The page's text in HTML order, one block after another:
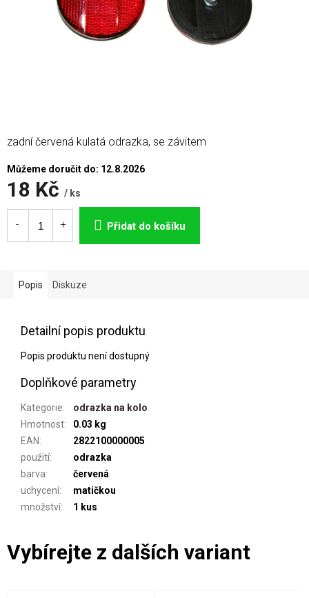
18 Kč / ks
Měrná
cena:
Můžeme doručit do: 12.8.2026
Přidat do košíku
zadní červená kulatá odrazka, se závitem
Popis Diskuze
Detailní popis produktu
Popis produktu není dostupný
Doplňkové parametry
Kategorie:
odrazka na kolo
Hmotnost:
0.03 kg
EAN:
2822100000005
použití:
odrazka
barva:
červená
uchycení:
matičkou
množství: 1 kus